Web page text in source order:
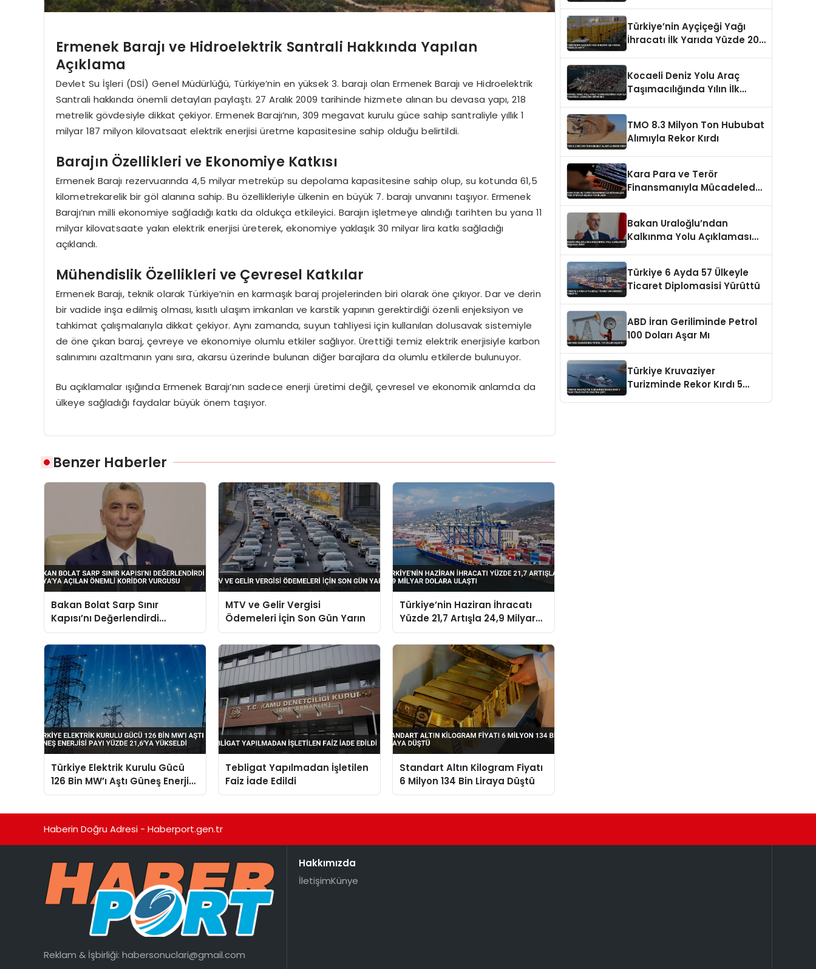
Ermenek Barajı ve Hidroelektrik Santrali Hakkında Yapılan
Açıklama
Devlet Su İşleri (DSİ) Genel Müdürlüğü, Türkiye’nin en yüksek 3. barajı olan Ermenek Barajı ve Hidroelektrik
Santrali hakkında önemli detayları paylaştı. 27 Aralık 2009 tarihinde hizmete alınan bu devasa yapı, 218
metrelik gövdesiyle dikkat çekiyor. Ermenek Barajı’nın, 309 megavat kurulu güce sahip santraliyle yıllık 1
milyar 187 milyon kilovatsaat elektrik enerjisi üretme kapasitesine sahip olduğu belirtildi.
Barajın Özellikleri ve Ekonomiye Katkısı
Ermenek Barajı rezervuarında 4,5 milyar metreküp su depolama kapasitesine sahip olup, su kotunda 61,5
kilometrekarelik bir göl alanına sahip. Bu özellikleriyle ülkenin en büyük 7. barajı unvanını taşıyor. Ermenek
Barajı’nın milli ekonomiye sağladığı katkı da oldukça etkileyici. Barajın işletmeye alındığı tarihten bu yana 11
milyar kilovatsaate yakın elektrik enerjisi üreterek, ekonomiye yaklaşık 30 milyar lira katkı sağladığı
açıklandı.
Mühendislik Özellikleri ve Çevresel Katkılar
Ermenek Barajı, teknik olarak Türkiye’nin en karmaşık baraj projelerinden biri olarak öne çıkıyor. Dar ve derin
bir vadide inşa edilmiş olması, kısıtlı ulaşım imkanları ve karstik yapının gerektirdiği özenli enjeksiyon ve
tahkimat çalışmalarıyla dikkat çekiyor. Aynı zamanda, suyun tahliyesi için kullanılan dolusavak sistemiyle
de öne çıkan baraj, çevreye ve ekonomiye olumlu etkiler sağlıyor. Ürettiği temiz elektrik enerjisiyle karbon
salınımını azaltmanın yanı sıra, akarsu üzerinde bulunan diğer barajlara da olumlu etkilerde bulunuyor.
Bu açıklamalar ışığında Ermenek Barajı’nın sadece enerji üretimi değil, çevresel ve ekonomik anlamda da
ülkeye sağladığı faydalar büyük önem taşıyor.
Benzer Haberler
Bakan Bolat Sarp Sınır
Kapısı’nı Değerlendirdi
Asya’ya Açılan Önemli Koridor
Vurgusu
MTV ve Gelir Vergisi
Ödemeleri İçin Son Gün Yarın
Türkiye’nin Haziran İhracatı
Yüzde 21,7 Artışla 24,9 Milyar
Dolara Ulaştı
Türkiye Elektrik Kurulu Gücü
126 Bin MW’ı Aştı Güneş Enerjisi
Payı Yüzde 21,6’ya Yükseldi
Tebligat Yapılmadan İşletilen
Faiz İade Edildi
Standart Altın Kilogram Fiyatı
6 Milyon 134 Bin Liraya Düştü
Türkiye’nin Ayçiçeği Yağı
İhracatı İlk Yarıda Yüzde 20
Kocaeli Deniz Yolu Araç
Taşımacılığında Yılın İlk
TMO 8.3 Milyon Ton Hububat
Alımıyla Rekor Kırdı
Kara Para ve Terör
Finansmanıyla Mücadelede
Bakan Uraloğlu’ndan
Kalkınma Yolu Açıklaması
Türkiye 6 Ayda 57 Ülkeyle
Ticaret Diplomasisi Yürüttü
ABD İran Geriliminde Petrol
100 Doları Aşar Mı
Türkiye Kruvaziyer
Turizminde Rekor Kırdı 5
Haberin Doğru Adresi - Haberport.gen.tr
Reklam & İşbirliği: habersonuclari@gmail.com
Hakkımızda
İletişimKünye